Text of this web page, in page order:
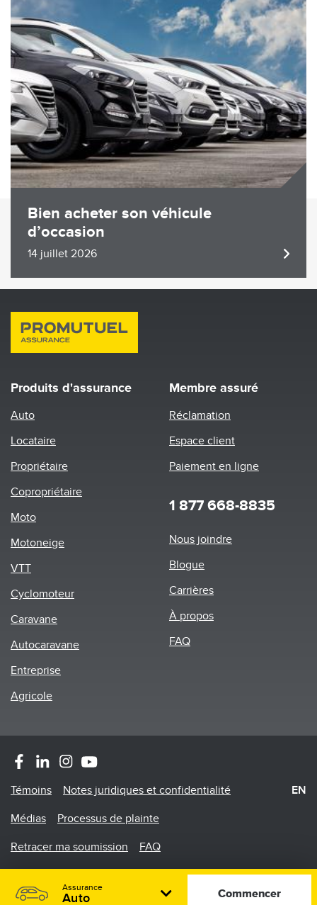
Assurance
Auto Commencer
Bien acheter son véhicule
d’occasion
14 juillet 2026
Produits d'assurance
Auto
Locataire
Propriétaire
Copropriétaire
Moto
Motoneige
VTT
Cyclomoteur
Caravane
Autocaravane
Entreprise
Agricole
Membre assuré
Réclamation
Espace client
Paiement en ligne
1 877 668-8835
Footer
Nous joindre
Blogue
Carrières
À propos
FAQ
Footer
Menu
Témoins
Notes juridiques et confidentialité
Médias
Processus de plainte
Retracer ma soumission
FAQ
EN
©2026 Promutuel Assurance est une agence en assurance
de dommages